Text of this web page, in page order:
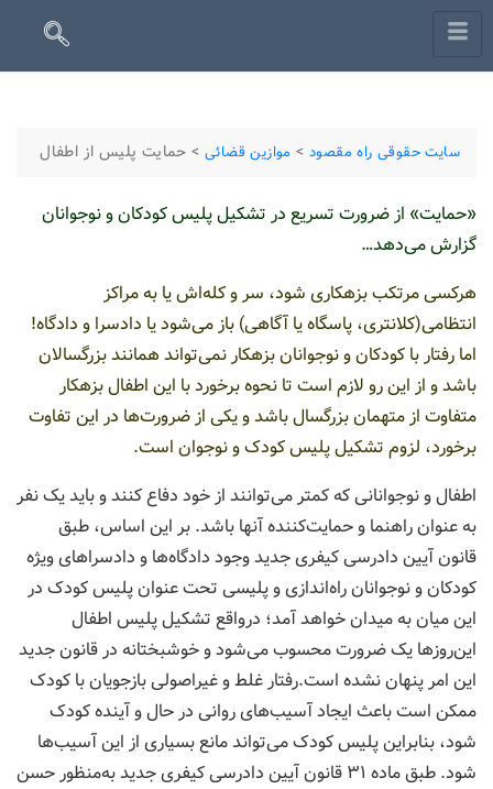
سایت حقوقی راه مقصود > موازین قضائی > حمایت پلیس از اطفال
«حمایت» از ضرورت تسریع در تشکیل پلیس کودکان و نوجوانان
گزارش می‌دهد…
هرکسی مرتکب بزهکاری شود، سر و کله‌اش یا به مراکز
انتظامی(کلانتری، پاسگاه یا آگاهی) باز می‌شود یا دادسرا و دادگاه!
اما رفتار با کودکان و نوجوانان بزهکار نمی‌تواند همانند بزرگسالان
باشد و از این رو لازم است تا نحوه برخورد با این اطفال بزهکار
متفاوت از متهمان بزرگسال باشد و یکی از ضرورت‌ها در این تفاوت
برخورد، لزوم تشکیل پلیس کودک و نوجوان است.
اطفال و نوجوانانی که کمتر می‌توانند از خود دفاع کنند و باید یک نفر
به عنوان راهنما و حمایت‌کننده آنها باشد. بر این اساس، طبق
قانون آیین دادرسی کیفری جدید وجود دادگاه‌ها و دادسرا‌های ویژه
کودکان و نوجوانان راه‌اندازی و پلیسی تحت عنوان پلیس کودک در
این میان به میدان خواهد آمد؛ درواقع تشکیل پلیس اطفال
این‌روز‌ها یک ضرورت محسوب می‌شود و خوشبختانه در قانون جدید
این امر پنهان نشده است.رفتار غلط و غیراصولی بازجویان با کودک
ممکن است باعث ایجاد آسیب‌های روانی در حال و آینده کودک
شود، بنابراین پلیس کودک می‌تواند مانع بسیاری از این آسیب‌ها
شود. طبق ماده ۳۱ قانون آیین دادرسی کیفری جدید به‌منظور حسن